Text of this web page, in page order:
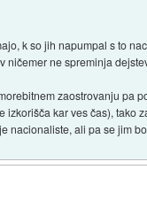
k so jih napumpal s to
ne spreminja
zaostrovanju pa
izkorišča kar ves čas), tako
nacionaliste, ali pa se jim